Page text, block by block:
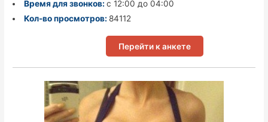
Время для звонков: с 12:00 до 04:00
Кол-во просмотров: 84112
Перейти к анкете